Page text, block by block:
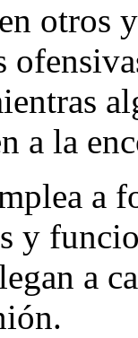
otros
a la
a
y
a